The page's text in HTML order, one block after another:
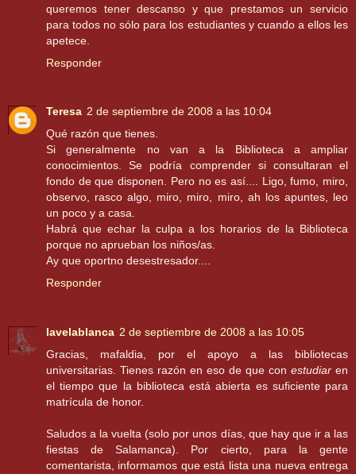
queremos tener descanso y que prestamos un servicio
para todos no sólo para los estudiantes y cuando a ellos les
apetece.
Responder
Teresa 2 de septiembre de 2008 a las 10:04
Qué razón que tienes.
Si generalmente no van a la Biblioteca a ampliar
conocimientos. Se podría comprender si consultaran el
fondo de que disponen. Pero no es así.... Ligo, fumo, miro,
observo, rasco algo, miro, miro, miro, ah los apuntes, leo
un poco y a casa.
Habrá que echar la culpa a los horarios de la Biblioteca
porque no aprueban los niños/as.
Ay que oportno desestresador....
Responder
lavelablanca 2 de septiembre de 2008 a las 10:05
Gracias, mafaldia, por el apoyo a las bibliotecas
universitarias. Tienes razón en eso de que con estudiar en
el tiempo que la biblioteca está abierta es suficiente para
matrícula de honor.
Saludos a la vuelta (solo por unos días, que hay que ir a las
fiestas de Salamanca). Por cierto, para la gente
comentarista, informamos que está lista una nueva entrega